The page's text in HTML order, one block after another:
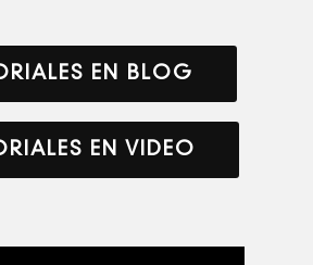
EN BLOG
EN VIDEO